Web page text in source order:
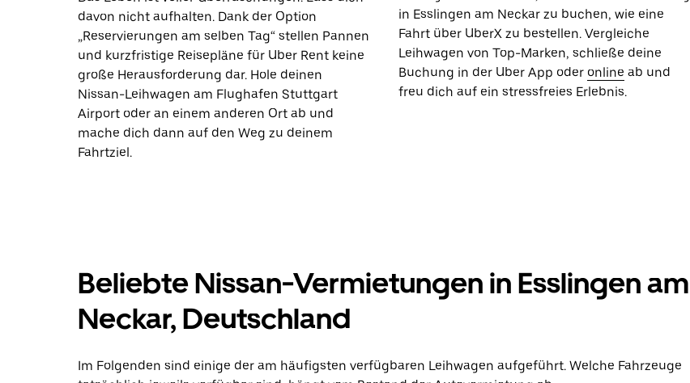
davon nicht aufhalten. Dank der Option
„Reservierungen am selben Tag“ stellen Pannen
und kurzfristige Reisepläne für Uber Rent keine
große Herausforderung dar. Hole deinen
Nissan-Leihwagen am Flughafen Stuttgart
Airport oder an einem anderen Ort ab und
mache dich dann auf den Weg zu deinem
Fahrtziel.
in Esslingen am Neckar zu buchen, wie eine
Fahrt über UberX zu bestellen. Vergleiche
Leihwagen von Top-Marken, schließe deine
Buchung in der Uber App oder online ab und
freu dich auf ein stressfreies Erlebnis.
Beliebte Nissan-Vermietungen in Esslingen am
Neckar, Deutschland
Im Folgenden sind einige der am häufigsten verfügbaren Leihwagen aufgeführt. Welche Fahrzeuge